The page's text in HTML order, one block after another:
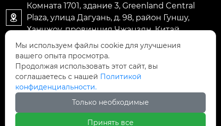

Комната 1701, здание 3, Greenland Central
Plaza, улица Дагуань, д. 98, район Гуншу,
Ханчжоу, провинция Чжэцзян, Китай
 machine@royal-packing.com
 +86-571-85829052
+8613325819288
Мы используем файлы cookie для улучшения
вашего опыта просмотра.
Продолжая использовать этот сайт, вы
соглашаетесь с нашей Политикой
конфиденциальности.
Только необходимые
Принять все